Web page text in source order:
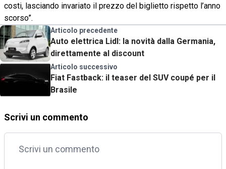
costi, lasciando invariato il prezzo del biglietto rispetto l’anno
scorso”.
Articolo precedente
Auto elettrica Lidl: la novità dalla Germania,
direttamente al discount
Articolo successivo
Fiat Fastback: il teaser del SUV coupé per il
Brasile
Scrivi un commento